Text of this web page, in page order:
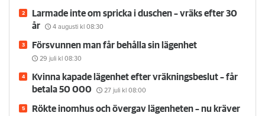
Larmade inte om spricka i duschen – vräks efter 30
år
4 augusti kl 08:30
Försvunnen man får behålla sin lägenhet
29 juli kl 08:30
Kvinna kapade lägenhet efter vräkningsbeslut – får
betala 50 000
27 juli kl 08:00
Rökte inomhus och övergav lägenheten – nu kräver